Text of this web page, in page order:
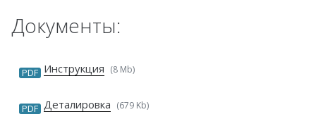
Документы:
PDF Инструкция (8 Mb)
PDF Деталировка (679 Kb)